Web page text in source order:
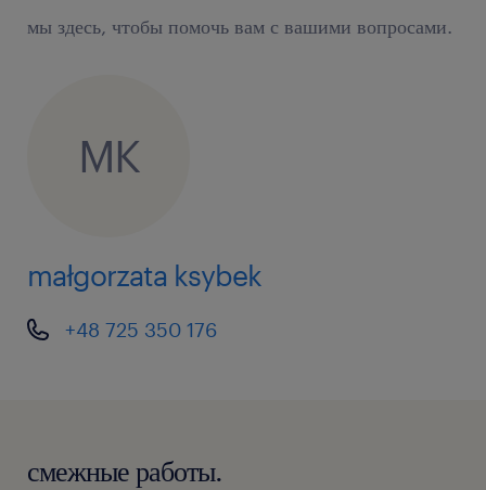
мы здесь, чтобы помочь вам с вашими вопросами.
MK
małgorzata ksybek
+48 725 350 176
смежные работы.